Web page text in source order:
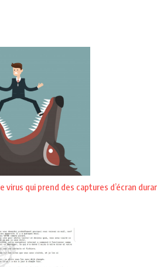
virus qui prend des captures d’écran